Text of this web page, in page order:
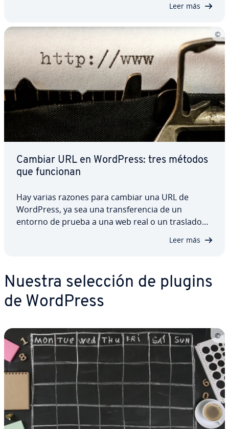
realizar cambios en la página web, es im­po­r­ta­n­te
borrar la caché de WordPress para…
Leer más
Cambiar URL en WordPress: tres métodos
que funcionan
Hay varias razones para cambiar una URL de
WordPress, ya sea una tra­n­s­fe­re­n­cia de un
entorno de prueba a una web real o un traslado
de dominio. También hay di­fe­re­n­tes métodos para
cambiar la URL de la web en WordPress: panel de
Leer más
Nuestra selección de plugins
de WordPress